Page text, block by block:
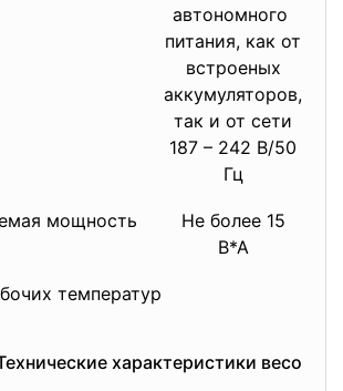
автономного
питания, как от
встроеных
аккумуляторов,
так и от сети
187 – 242 В/50
Гц
мощность
Не более 15
В*А
температур
характеристики весов